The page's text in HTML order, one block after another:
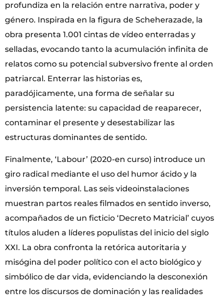
profundiza en la relación entre narrativa, poder y
género. Inspirada en la figura de Scheherazade, la
obra presenta 1.001 cintas de vídeo enterradas y
selladas, evocando tanto la acumulación infinita de
relatos como su potencial subversivo frente al orden
patriarcal. Enterrar las historias es,
paradójicamente, una forma de señalar su
persistencia latente: su capacidad de reaparecer,
contaminar el presente y desestabilizar las
estructuras dominantes de sentido.
Finalmente, ‘Labour’ (2020-en curso) introduce un
giro radical mediante el uso del humor ácido y la
inversión temporal. Las seis videoinstalaciones
muestran partos reales filmados en sentido inverso,
acompañados de un ficticio ‘Decreto Matricial’ cuyos
títulos aluden a líderes populistas del inicio del siglo
XXI. La obra confronta la retórica autoritaria y
misógina del poder político con el acto biológico y
simbólico de dar vida, evidenciando la desconexión
entre los discursos de dominación y las realidades